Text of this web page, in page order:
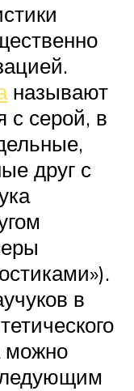
называют
с серой, в
друг с
в
можно